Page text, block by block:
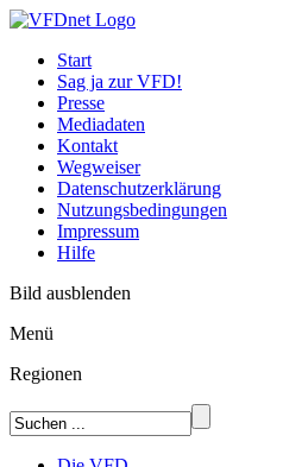
Start
Sag ja zur VFD!
Presse
Mediadaten
Kontakt
Wegweiser
Datenschutzerklärung
Nutzungsbedingungen
Impressum
Hilfe
Bild ausblenden
Menü
Regionen